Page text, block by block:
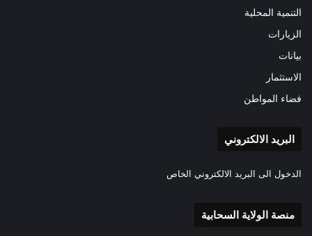
التنمية المحلية
الزيارات
بيانات
الاستثمار
فضاء المواطن
البريد الالكتروني
الدخول الى البريد الالكتروني الخاص
منصة الولاية السحابية